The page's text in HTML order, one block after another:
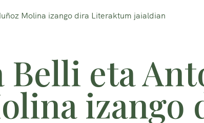
Molina izango dira Literaktum jaialdian
Belli eta
izango